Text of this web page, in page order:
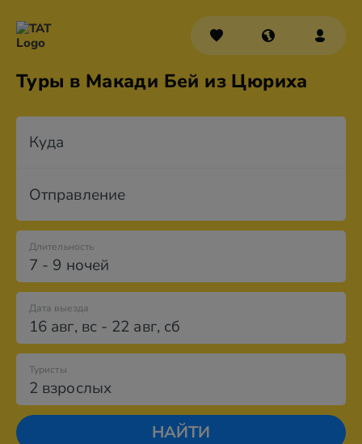
Туры в Макади Бей из Цюриха
Куда
Отправление
7 - 9 ночей
Длительность
Дата выезда
16 авг, вс- 22 авг, сб
2 взрослых
Туристы
НАЙТИ